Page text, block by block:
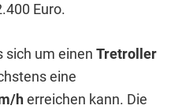
Euro.
sich um einen Tretroller
eine
herreichen kann. Die